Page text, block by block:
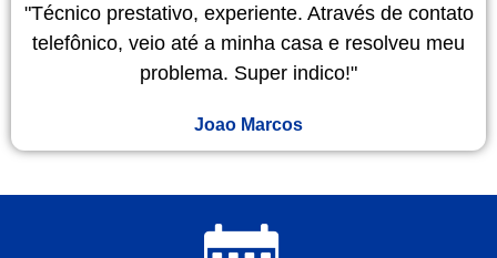
"Técnico prestativo, experiente. Através de contato
telefônico, veio até a minha casa e resolveu meu
problema. Super indico!"
Joao Marcos